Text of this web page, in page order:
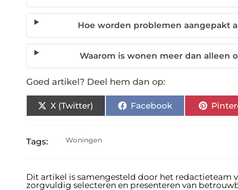
Hoe worden problemen aangepakt
Waarom is wonen meer dan alleen
Goed artikel? Deel hem dan op:
X (Twitter) Facebook
Tags: Woningen
Dit artikel is samengesteld door het redactieteam
zorgvuldig selecteren en presenteren van